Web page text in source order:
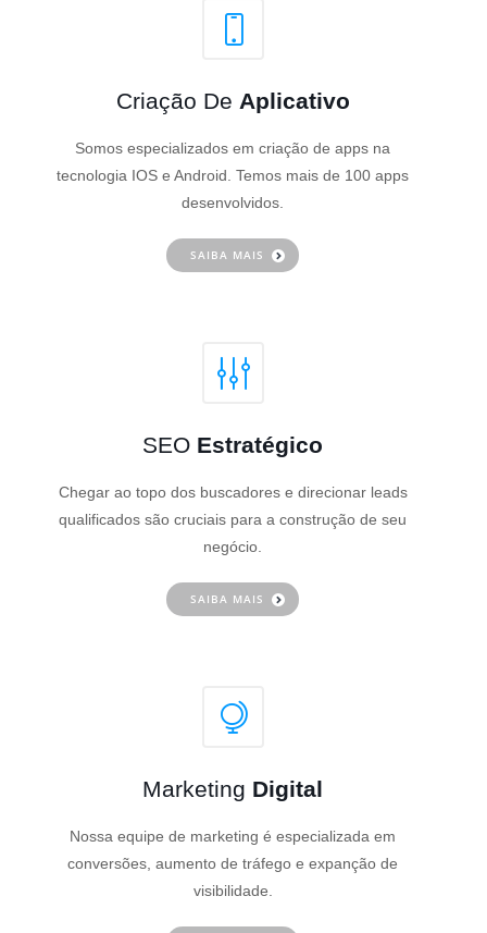
Criação De Aplicativo
Somos especializados em criação de apps na
tecnologia IOS e Android. Temos mais de 100 apps
desenvolvidos.
SAIBA MAIS
SEO Estratégico
Chegar ao topo dos buscadores e direcionar leads
qualificados são cruciais para a construção de seu
negócio.
SAIBA MAIS
Marketing Digital
Nossa equipe de marketing é especializada em
conversões, aumento de tráfego e expanção de
visibilidade.